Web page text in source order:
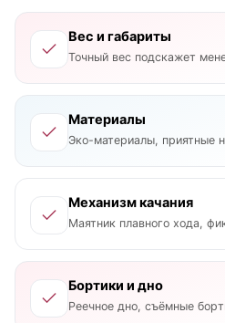
Вес и габариты
Точный вес подскажет
Материалы
Эко-материалы, приятные
Механизм качания
Маятник плавного хода,
Бортики и дно
Реечное дно, съёмные